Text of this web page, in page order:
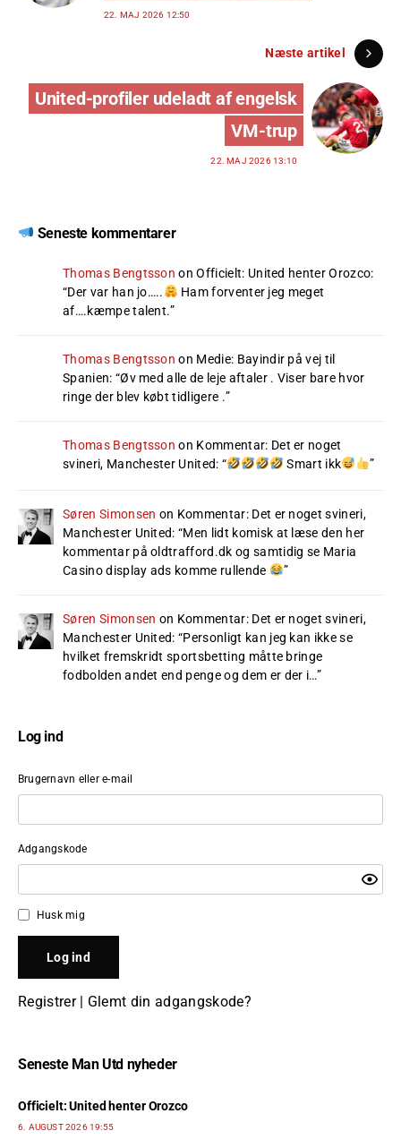
22. MAJ 2026 12:50
Næste artikel
United-profiler udeladt af engelsk
VM-trup
22. MAJ 2026 13:10
Seneste kommentarer
Thomas Bengtsson onOfficielt: United henter Orozco:
“Der var han jo…..
Ham forventer jeg meget
af….kæmpe talent.”
Thomas Bengtsson on Medie: Bayindir på vej til
Spanien: “Øv med alle de leje aftaler . Viser bare hvor
ringe der blev købt tidligere .”
Thomas Bengtsson on Kommentar: Det er noget
svineri, Manchester United: “ Smart ikk ”
Søren Simonsen on Kommentar: Det er noget svineri,
Manchester United: “Men lidt komisk at læse den her
kommentar på oldtrafford.dk og samtidig se Maria
Casino display ads komme rullende
”
Søren Simonsen on Kommentar: Det er noget svineri,
Manchester United: “Personligt kan jeg kan ikke se
hvilket fremskridt sportsbetting måtte bringe
fodbolden andet end penge og dem er der i…”
Log ind
Brugernavn eller e-mail
Adgangskode
Husk mig
Registrer| Glemt din adgangskode?
Seneste Man Utd nyheder
Officielt: United henter Orozco
6. AUGUST 2026 19:55